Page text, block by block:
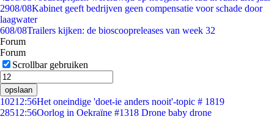
2908/08Kabinet geeft bedrijven geen compensatie voor schade door
laagwater
608/08Trailers kijken: de bioscoopreleases van week 32
Forum
Forum
Scrollbar gebruiken
opslaan
10212:56Het oneindige 'doet-ie anders nooit'-topic # 1819
28512:56Oorlog in Oekraïne #1318 Drone baby drone